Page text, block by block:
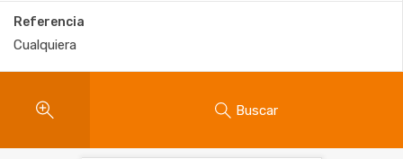
Referencia
Buscar